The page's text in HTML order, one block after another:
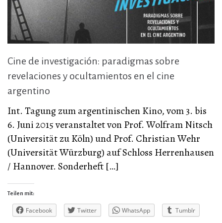
Cine de investigación: paradigmas sobre
revelaciones y ocultamientos en el cine
argentino
Int. Tagung zum argentinischen Kino, vom 3. bis
6. Juni 2015 veranstaltet von Prof. Wolfram Nitsch
(Universität zu Köln) und Prof. Christian Wehr
(Universität Würzburg) auf Schloss Herrenhausen
/ Hannover. Sonderheft […]
Teilen mit:
Facebook Twitter WhatsApp Tumblr